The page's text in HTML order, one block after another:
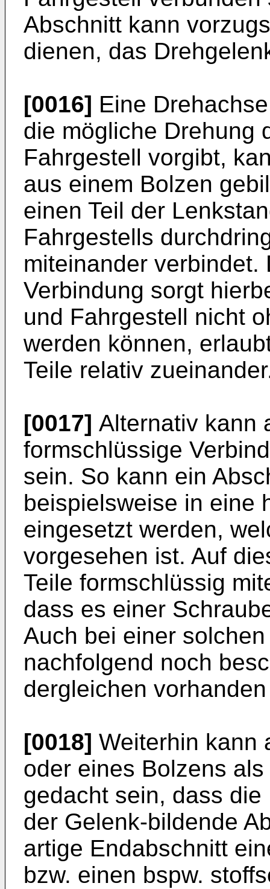
Abschnitt kann
dienen, das
[0016] Eine
die mögliche Drehung
Fahrgestell vorgibt,
aus einem Bolzen
einen Teil der
Fahrgestells
miteinander
Verbindung sorgt
und Fahrgestell nicht
werden können,
Teile relativ
[0017] Alternativ kann
formschlüssige
sein. So kann ein
beispielsweise in eine
eingesetzt werden,
vorgesehen ist. Auf
Teile formschlüssig
dass es einer
Auch bei einer
nachfolgend noch
dergleichen
[0018] Weiterhin kann
oder eines Bolzens
gedacht sein, dass
der Gelenk-bildende
artige Endabschnitt
bzw. einen bspw.